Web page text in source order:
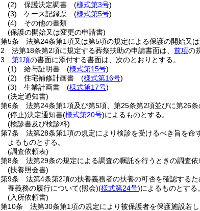
(2)
保護決定調書 (様式第3号)
(3)
ケース記録票 (様式第5号)
(4)
その他の書類
(保護の開始又は変更の申請書)
第5条
法第24条第1項又は第5項の規定による保護の開始又
2
法第18条第2項に規定する葬祭扶助の申請書面は、 前項の
3
第1項の書面に添付する書面は、次のとおりとする。
(1)
給与証明書 (様式第15号)
(2)
住宅補修計画書 (様式第16号)
(3)
生業計画書 (様式第17号)
(決定通知書)
第6条
法第24条第1項及び第5項、第25条第2項並びに第26
(停止)決定通知書(様式第20号)によるものとする。
(検診書及び検診料)
第7条
法第28条第1項の規定により検診を受けるべき旨を
よるものとする。
(調査依頼表)
第8条
法第29条の規定による調査の嘱託を行うときの調査
(扶養照会書)
第9条
法第4条第2項の扶養義務者の扶養の可否を確認する
養義務の履行について(照会)(様式第24号)によるものとする。
(入所依頼書)
第10条
法第30条第1項の規定により被保護者を保護施設若